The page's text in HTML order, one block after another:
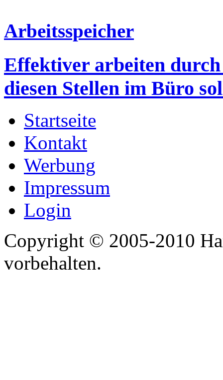
Arbeitsspeicher
Effektiver arbeiten durch
diesen Stellen im Büro
Startseite
Kontakt
Werbung
Impressum
Login
Copyright © 2005-2010
vorbehalten.